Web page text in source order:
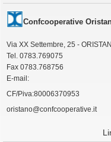
Confcooperative
Via XX Settembre, 25 -
Tel. 0783.769075
Fax 0783.768756
E-mail:
CF/Piva:80006370953
oristano@confcooperative.it